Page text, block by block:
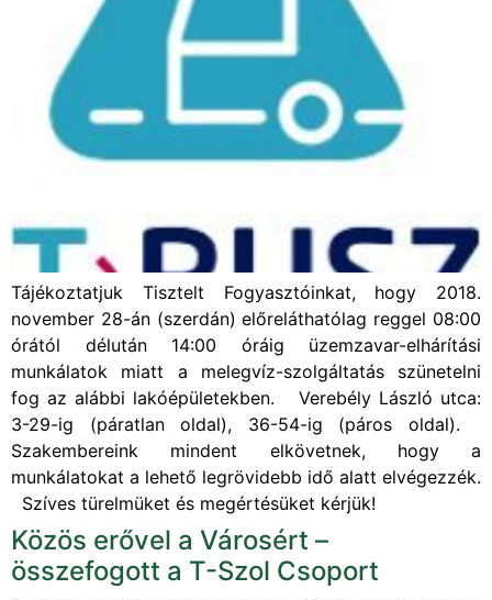
Tájékoztatjuk Tisztelt Fogyasztóinkat, hogy 2018.
november 28-án (szerdán) előreláthatólag reggel 08:00
órától délután 14:00 óráig üzemzavar-elhárítási
munkálatok miatt a melegvíz-szolgáltatás szünetelni
fog az alábbi lakóépületekben. Verebély László utca:
3-29-ig (páratlan oldal), 36-54-ig (páros oldal).
Szakembereink mindent elkövetnek, hogy a
munkálatokat a lehető legrövidebb idő alatt elvégezzék.
Szíves türelmüket és megértésüket kérjük!
Közös erővel a Városért –
összefogott a T-Szol Csoport